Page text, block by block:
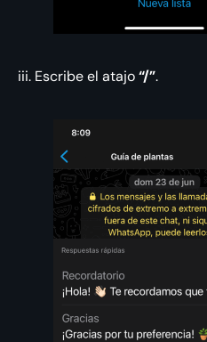
iii. Escribe el atajo“/”.